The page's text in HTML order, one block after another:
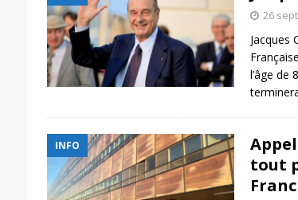
26
Jacques
l’âge de
INFO
tout